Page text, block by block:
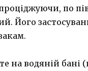
по
Його
на водяній бані